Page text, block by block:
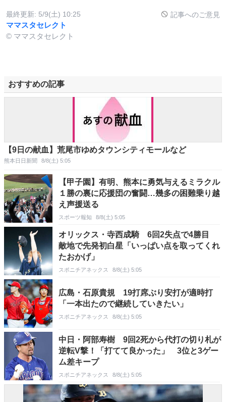
最終更新: 5/9(土) 10:25 記事へのご意見
ママスタセレクト
© ママスタセレクト
おすすめの記事
【9日の献血】荒尾市ゆめタウンシティモールなど
熊本日日新聞 8/8(土) 5:05
【甲子園】有明、熊本に勇気与えるミラクル
１勝の裏に応援団の奮闘…幾多の困難乗り越
え声援送る
スポーツ報知 8/8(土) 5:05
オリックス・寺西成騎 6回2失点で4勝目
敵地で先発初白星「いっぱい点を取ってくれ
たおかげ」
スポニチアネックス 8/8(土) 5:05
広島・石原貴規 19打席ぶり安打が適時打
「一本出たので継続していきたい」
スポニチアネックス 8/8(土) 5:05
中日・阿部寿樹 9回2死から代打の切り札が
逆転V撃！「打てて良かった」 3位と3ゲー
ム差キープ
スポニチアネックス 8/8(土) 5:05